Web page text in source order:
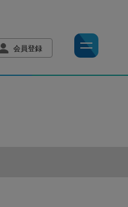
会員登録